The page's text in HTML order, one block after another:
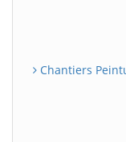
Chantiers